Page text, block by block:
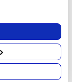
τη γεωγραφική
σε
ενεργά
αποτύπωμα)
των